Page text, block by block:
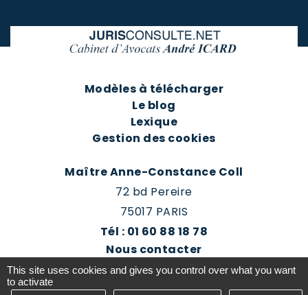
Modèles à télécharger
Le blog
Lexique
Gestion des cookies
Maître Anne-Constance Coll
72 bd Pereire
75017 PARIS
Tél : 01 60 88 18 78
Nous contacter
Prendre rendez-vous
This site uses cookies and gives you control over what you want
to activate